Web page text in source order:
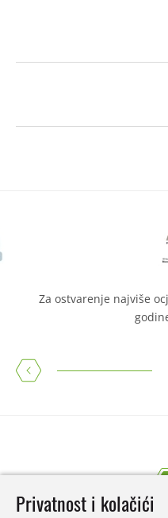
Za ostvarenje najviše
Privatnost i kolačići